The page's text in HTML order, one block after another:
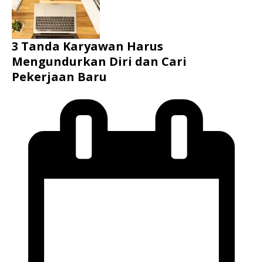
3 Tanda Karyawan Harus
Mengundurkan Diri dan Cari
Pekerjaan Baru